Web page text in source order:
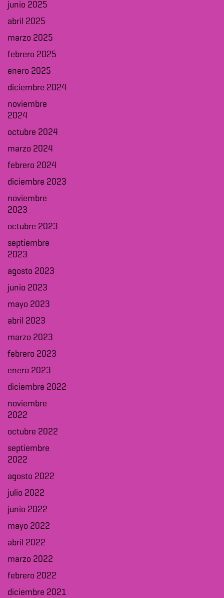
junio 2025
abril 2025
marzo 2025
febrero 2025
enero 2025
diciembre 2024
noviembre
2024
octubre 2024
marzo 2024
febrero 2024
diciembre 2023
noviembre
2023
octubre 2023
septiembre
2023
agosto 2023
junio 2023
mayo 2023
abril 2023
marzo 2023
febrero 2023
enero 2023
diciembre 2022
noviembre
2022
octubre 2022
septiembre
2022
agosto 2022
julio 2022
junio 2022
mayo 2022
abril 2022
marzo 2022
febrero 2022
diciembre 2021